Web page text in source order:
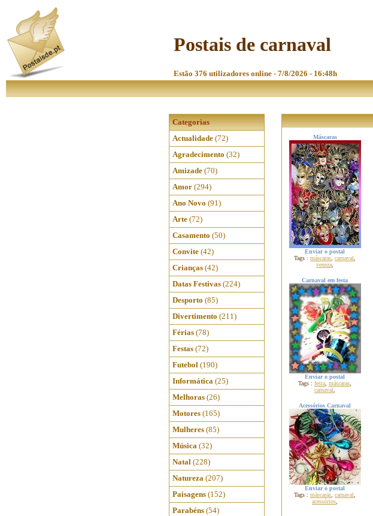
Postais de carnaval
Estão 376 utilizadores online - 7/8/2026 - 16:48h
Categorias
Actualidade (72)
Agradecimento (32)
Amizade (70)
Amor (294)
Ano Novo (91)
Arte (72)
Casamento (50)
Convite (42)
Crianças (42)
Datas Festivas (224)
Desporto (85)
Divertimento (211)
Férias (78)
Festas (72)
Futebol (190)
Informática (25)
Melhoras (26)
Motores (165)
Mulheres (85)
Música (32)
Natal (228)
Natureza (207)
Paisagens (152)
Parabéns (54)
Máscaras
Enviar o postal
Tags : máscaras carnaval
veneza
Carnaval em festa
Enviar o postal
Tags : festa máscaras
carnaval
Acessórios Carnaval
Enviar o postal
Tags : máscaras carnaval
acessórios